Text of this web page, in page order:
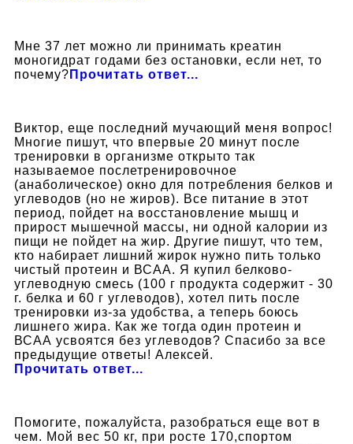
Мне 37 лет можно ли принимать креатин
моногидрат годами без остановки, если нет, то
почему? Прочитать ответ...
Виктор, еще последний мучающий меня вопрос!
Многие пишут, что впервые 20 минут после
тренировки в организме открыто так
называемое послетренировочное
(анаболическое) окно для потребления белков и
углеводов (но не жиров). Все питание в этот
период, пойдет на восстановление мышц и
прирост мышечной массы, ни одной калории из
пищи не пойдет на жир. Другие пишут, что тем,
кто набирает лишний жирок нужно пить только
чистый протеин и ВСАА. Я купил белково-
углеводную смесь (100 г продукта содержит - 30
г. белка и 60 г углеводов), хотел пить после
тренировки из-за удобства, а теперь боюсь
лишнего жира. Как же тогда один протеин и
ВСАА усвоятся без углеводов? Спасибо за все
предыдущие ответы! Алексей.
Прочитать ответ...
Помогите, пожалуйста, разобраться еще вот в
чем. Мой вес 50 кг, при росте 170,спортом